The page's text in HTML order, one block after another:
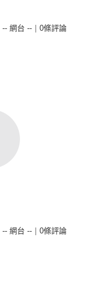
-- 網台 -- 0條評論
-- 網台 -- 0條評論